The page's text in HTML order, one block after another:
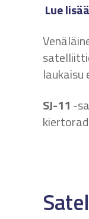
Lue
SJ-11 -